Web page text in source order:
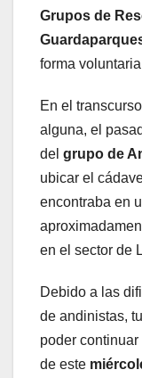
Grupos de
forma
En el
alguna, el
del grupo de
ubicar el
encontraba en
en el sector de
Debido a las
de andinistas,
poder
de este